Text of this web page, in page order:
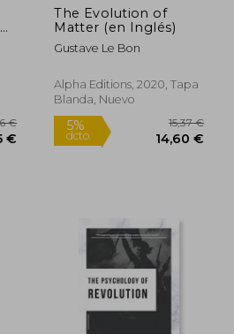
The Evolution of
Matter (en Inglés)
Gustave Le Bon
Alpha Editions, 2020, Tapa
Blanda, Nuevo